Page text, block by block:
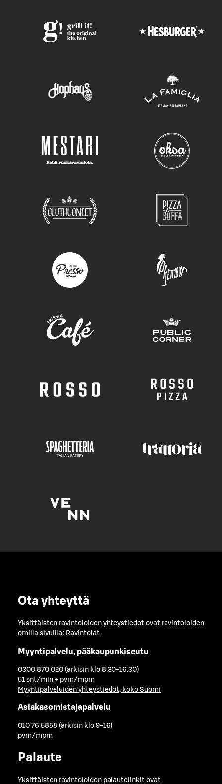
Ota yhteyttä
Yksittäisten ravintoloiden yhteystiedot ovat ravintoloiden
omilla sivuilla: Ravintolat
Myyntipalvelu, pääkaupunkiseutu
0300 870 020 (arkisin klo 8.30-16.30)
51 snt/min + pvm/mpm
Myyntipalveluiden yhteystiedot, koko Suomi
Asiakasomistajapalvelu
010 76 5858 (arkisin klo 9-16)
pvm/mpm
Palaute
Yksittäisten ravintoloiden palautelinkit ovat